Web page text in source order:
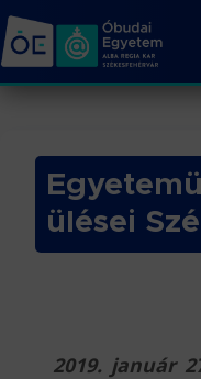
ülései
2019. január